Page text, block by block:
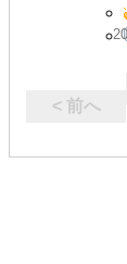
< 前へ